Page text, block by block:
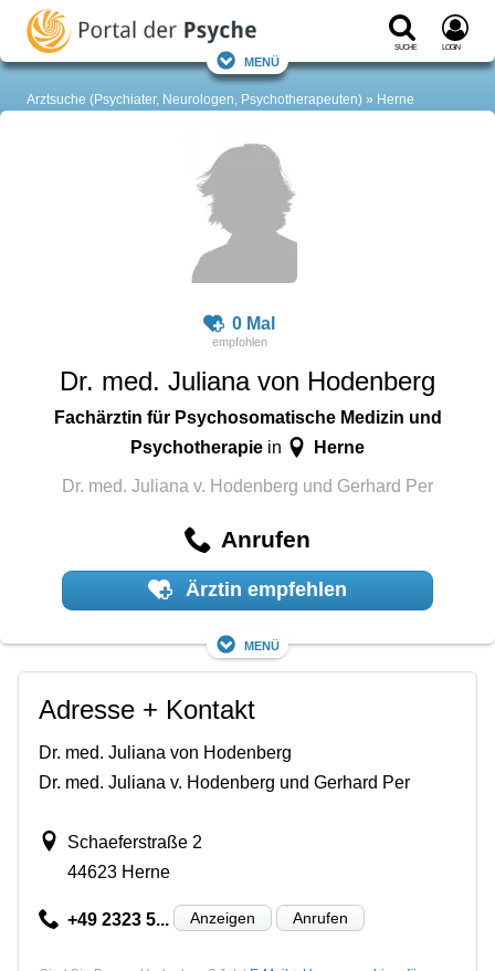
Suche Login
Menü
Arztsuche (Psychiater, Neurologen, Psychotherapeuten) Herne
0 Mal
Dr. med. Juliana von Hodenberg
Fachärztin für Psychosomatische Medizin und
Psychotherapiein Herne
Dr. med. Juliana v. Hodenberg und Gerhard Per
Anrufen
Ärztin empfehlen
Menü
Adresse + Kontakt
Dr. med. Juliana von Hodenberg
Dr. med. Juliana v. Hodenberg und Gerhard Per
Schaeferstraße 2
44623 Herne
+49 2323 5... Anzeigen Anrufen